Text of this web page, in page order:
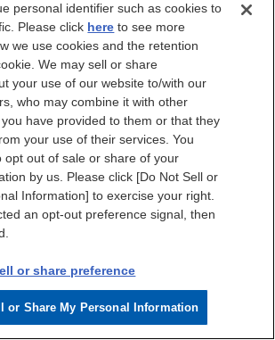
コンタミネーショ
ン・異物解析
製造装置部材から
の抽出物・溶出物
評価
クリーンルーム
クリーンルームエ
アのケミカル汚染
personal identifier such as cookies to
Please click here to see more
we use cookies and the retention
We may sell or share
your use of our website to/with our
who may combine it with other
have provided to them or that they
your use of their services. You
opt out of sale or share of your
by us. Please click [Do Not Sell or
Information] to exercise your right.
an opt-out preference signal, then
or share preference
or Share My Personal Information